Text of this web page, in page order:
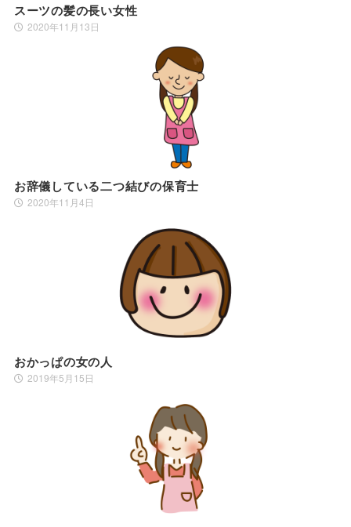
スーツの髪の長い女性
2020年11月13日
お辞儀している二つ結びの保育士
2020年11月4日
おかっぱの女の人
2019年5月15日